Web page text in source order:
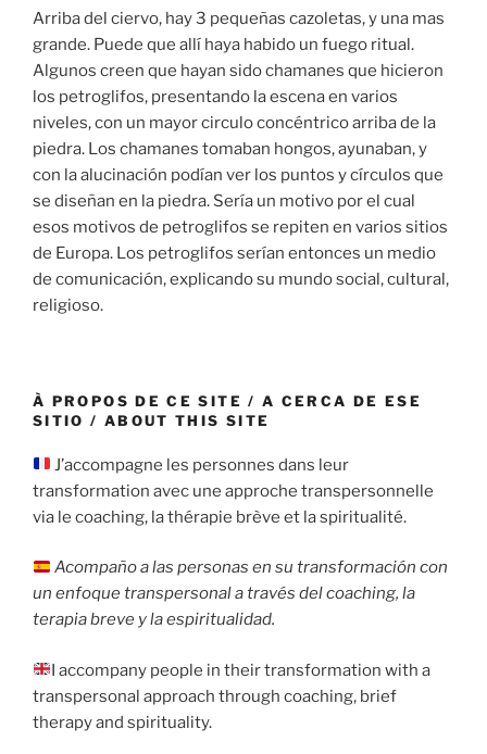
Arriba del ciervo, hay 3 pequeñas cazoletas, y una mas
grande. Puede que allí haya habido un fuego ritual.
Algunos creen que hayan sido chamanes que hicieron
los petroglifos, presentando la escena en varios
niveles, con un mayor circulo concéntrico arriba de la
piedra. Los chamanes tomaban hongos, ayunaban, y
con la alucinación podían ver los puntos y círculos que
se diseñan en la piedra. Sería un motivo por el cual
esos motivos de petroglifos se repiten en varios sitios
de Europa. Los petroglifos serían entonces un medio
de comunicación, explicando su mundo social, cultural,
religioso.
À PROPOS DE CE SITE / A CERCA DE ESE
SITIO / ABOUT THIS SITE
J’accompagne les personnes dans leur
transformation avec une approche transpersonnelle
via le coaching, la thérapie brève et la spiritualité.
Acompaño a las personas en su transformación con
un enfoque transpersonal a través del coaching, la
terapia breve y la espiritualidad.
I accompany people in their transformation with a
transpersonal approach through coaching, brief
therapy and spirituality.